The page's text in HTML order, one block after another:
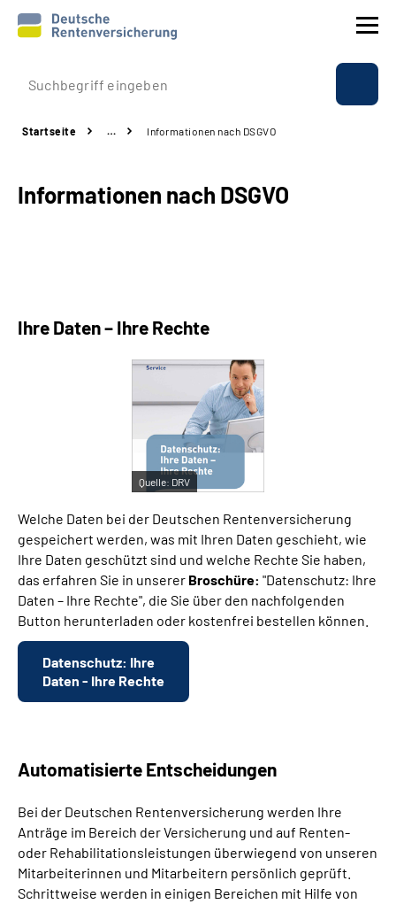
Prävention
Rente
Inhalte in Gebärdensprache (DGS)
Leichte Sprache
Mein Kundenportal
Startseite … Informationen nach DSGVO
Informationen nach DSGVO
Ihre Daten – Ihre Rechte
Quelle: DRV
Welche Daten bei der Deutschen Rentenversicherung
gespeichert werden, was mit Ihren Daten geschieht, wie
Ihre Daten geschützt sind und welche Rechte Sie haben,
das erfahren Sie in unserer Broschüre: "Datenschutz: Ihre
Daten – Ihre Rechte", die Sie über den nachfolgenden
Button herunterladen oder kostenfrei bestellen können.
Datenschutz: Ihre
Daten - Ihre Rechte
Automatisierte Entscheidungen
Bei der Deutschen Rentenversicherung werden Ihre
Anträge im Bereich der Versicherung und auf Renten-
oder Rehabilitationsleistungen überwiegend von unseren
Mitarbeiterinnen und Mitarbeitern persönlich geprüft.
Schrittweise werden in einigen Bereichen mit Hilfe von